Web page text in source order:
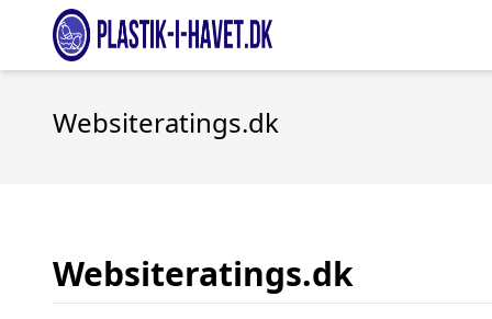
Websiteratings.dk
Websiteratings.dk